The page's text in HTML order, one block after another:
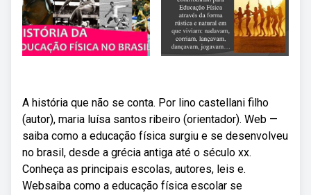
A história que não se conta. Por lino castellani filho
(autor), maria luísa santos ribeiro (orientador). Web —
saiba como a educação física surgiu e se desenvolveu
no brasil, desde a grécia antiga até o século xx.
Conheça as principais escolas, autores, leis e.
Websaiba como a educação física escolar se